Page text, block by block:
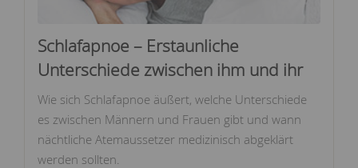
Schlafapnoe – Erstaunliche
Unterschiede zwischen ihm und ihr
Wie sich Schlafapnoe äußert, welche Unterschiede
es zwischen Männern und Frauen gibt und wann
nächtliche Atemaussetzer medizinisch abgeklärt
werden sollten.